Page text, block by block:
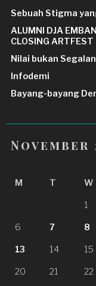
Sebuah Stigma
ALUMNI DJA
CLOSING
Nilai bukan
Infodemi
Bayang-bayang
November
M T W
1
6 7 8
13 14 15
20 21 22